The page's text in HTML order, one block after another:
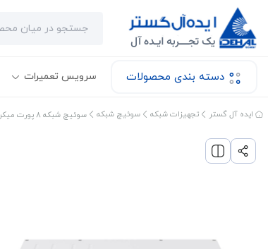
دسته بندی محصولات سرویس تعمیرات
ایده آل گستر تجهیزات شبکه سوئیچ شبکه سوئیچ شبکه 8 پورت میکروتیک مدل CRS510-8XS-2XQ-IN